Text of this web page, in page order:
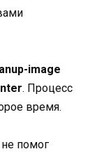
image
. Процесс
время.
помог